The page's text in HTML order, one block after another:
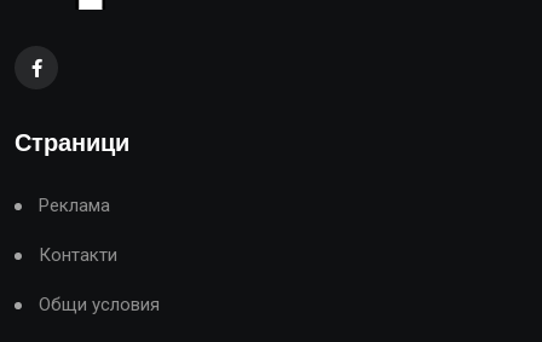
Страници
Реклама
Контакти
Общи условия